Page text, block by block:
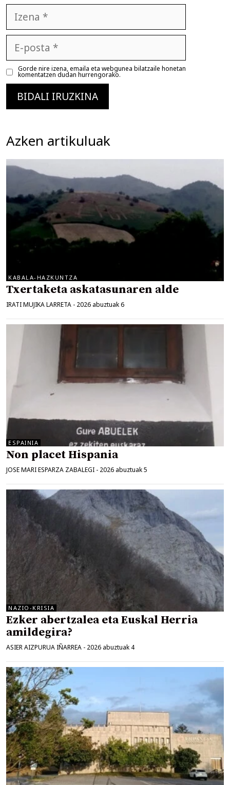
posta
Gorde nire izena, emaila eta webgunea bilatzaile honetan
komentatzen dudan hurrengorako.
Azken artikuluak
KABALA-HAZKUNTZA
Txertaketa askatasunaren alde
IRATI MUJIKA LARRETA - 2026 abuztuak 6
ESPAINIA
Non placet Hispania
JOSE MARI ESPARZA ZABALEGI - 2026 abuztuak 5
NAZIO-KRISIA
Ezker abertzalea eta Euskal Herria
amildegira?
ASIER AIZPURUA IÑARREA - 2026 abuztuak 4